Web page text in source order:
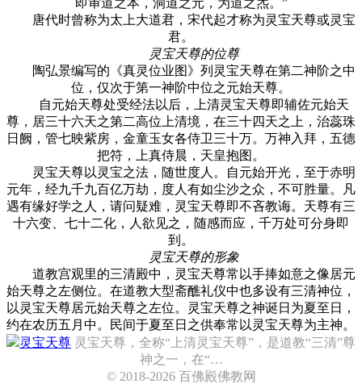
唐代时曾称为太上大道君，宋代起才称为灵宝天尊或灵宝
君。
灵宝天尊的位尊
陶弘景编写的《真灵位业图》列灵宝天尊在第二神阶之中
位，仅次于第一神阶中位之元始天尊。
自元始天尊处受经法以后，上清灵宝天尊即辅佐元始天
尊，居三十六天之第二高位上清境，在三十四天之上，治蕊珠
日阙，管七映紫房，金童玉女各侍卫三十万。万神入拜，五德
把符，上真侍晨，天皇抱图。
灵宝天尊以灵宝之法，随世度人。自元始开光，至于赤明
元年，经九千九百亿万劫，度人有如尘沙之众，不可胜量。凡
遇有缘好学之人，请问疑难，灵宝天尊即不吝教诲。天尊有三
十六变、七十二化，人欲见之，随感而应，千万处可分身即
到。
灵宝天尊的形象
道教宫观里的三清殿中，灵宝天尊常以手捧如意之像居元
始天尊之左侧位。在道教大型斋醮礼仪中也多设有三清神位，
以灵宝天尊居元始天尊之左位。灵宝天尊之神诞日为夏至日，
约在农历五月中。民间于夏至日之供奉常以灵宝天尊为主神。
灵宝天尊 灵宝天尊，全称“上清灵宝天尊”，是道教“三清”尊
神之一，在“…
© 2018-2026 百佛殿佛教网